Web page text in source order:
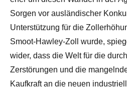
Sorgen vor ausländischer
Unterstützung für die
Smoot-Hawley-Zoll wurde,
wider, dass die Welt für die
Zerstörungen und die
Kaufkraft an die neuen